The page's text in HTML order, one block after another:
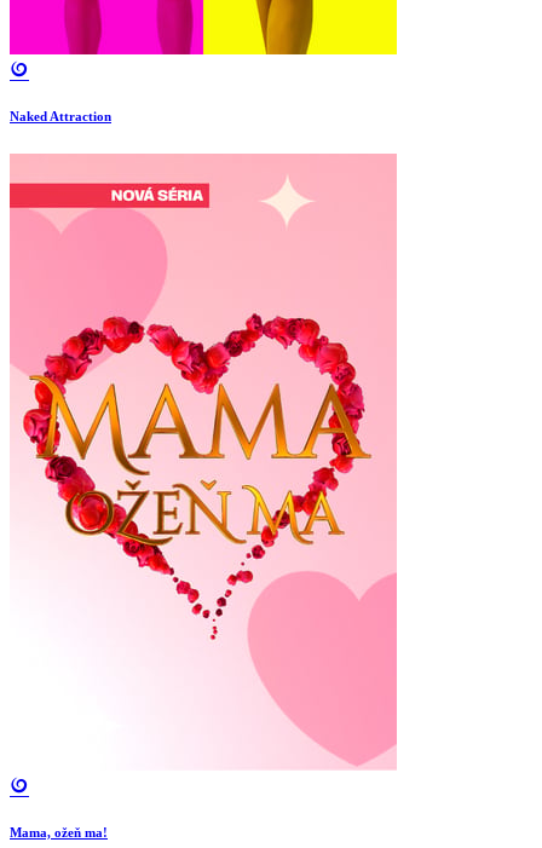
Naked Attraction
Mama, ožeň ma!